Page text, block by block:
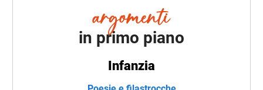
in primo piano
Infanzia